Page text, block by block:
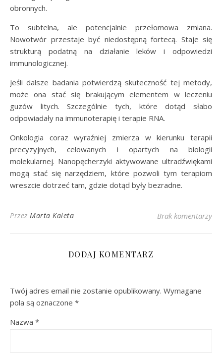
obronnych.
To subtelna, ale potencjalnie przełomowa zmiana.
Nowotwór przestaje być niedostępną fortecą. Staje się
strukturą podatną na działanie leków i odpowiedzi
immunologicznej.
Jeśli dalsze badania potwierdzą skuteczność tej metody,
może ona stać się brakującym elementem w leczeniu
guzów litych. Szczególnie tych, które dotąd słabo
odpowiadały na immunoterapię i terapie RNA.
Onkologia coraz wyraźniej zmierza w kierunku terapii
precyzyjnych, celowanych i opartych na biologii
molekularnej. Nanopęcherzyki aktywowane ultradźwiękami
mogą stać się narzędziem, które pozwoli tym terapiom
wreszcie dotrzeć tam, gdzie dotąd były bezradne.
Przez Marta Kaleta Brak komentarzy
DODAJ KOMENTARZ
Twój adres email nie zostanie opublikowany. Wymagane
pola są oznaczone *
Nazwa *